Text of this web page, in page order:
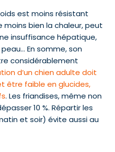
est moins résistant
moins bien la chaleur, peut
insuffisance hépatique,
En somme, son
considérablement
d’un chien adulte doit
être faible en glucides,
. Les friandises, même non
10 %. Répartir les
et soir) évite aussi au